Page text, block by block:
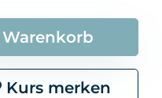
Warenkorb
Kurs merken